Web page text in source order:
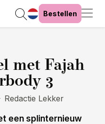
Bestellen
met Fajah
3
Redactie Lekker
een splinternieuw